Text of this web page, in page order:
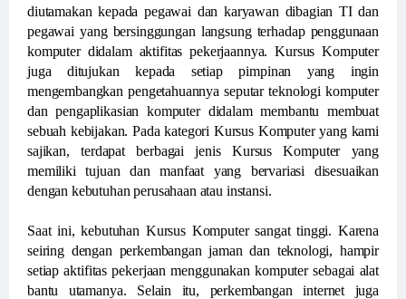
diutamakan kepada pegawai dan karyawan dibagian TI dan
pegawai yang bersinggungan langsung terhadap penggunaan
komputer didalam aktifitas pekerjaannya. Kursus Komputer
juga ditujukan kepada setiap pimpinan yang ingin
mengembangkan pengetahuannya seputar teknologi komputer
dan pengaplikasian komputer didalam membantu membuat
sebuah kebijakan. Pada kategori Kursus Komputer yang kami
sajikan, terdapat berbagai jenis Kursus Komputer yang
memiliki tujuan dan manfaat yang bervariasi disesuaikan
dengan kebutuhan perusahaan atau instansi.
Saat ini, kebutuhan Kursus Komputer sangat tinggi. Karena
seiring dengan perkembangan jaman dan teknologi, hampir
setiap aktifitas pekerjaan menggunakan komputer sebagai alat
bantu utamanya. Selain itu, perkembangan internet juga